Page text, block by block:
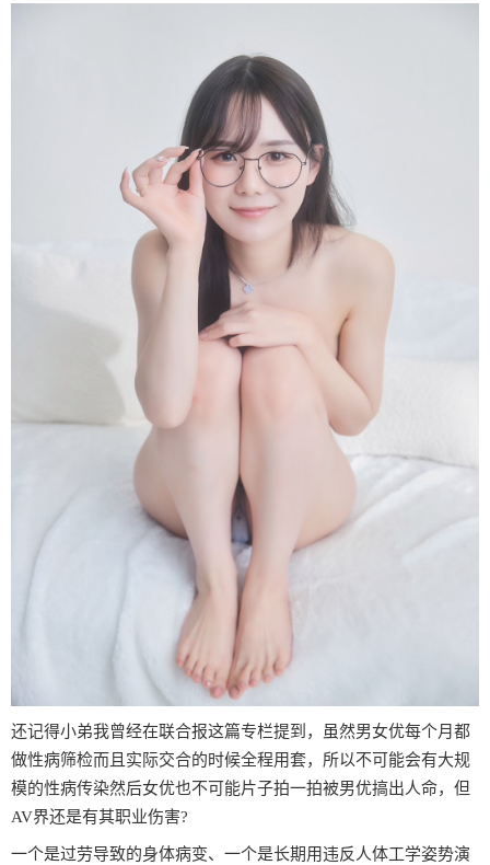
还记得小弟我曾经在联合报这篇专栏提到，虽然男女优每个月都
做性病筛检而且实际交合的时候全程用套，所以不可能会有大规
模的性病传染然后女优也不可能片子拍一拍被男优搞出人命，但
AV界还是有其职业伤害?
一个是过劳导致的身体病变、一个是长期用违反人体工学姿势演